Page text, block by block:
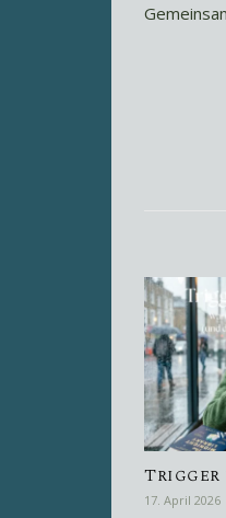
Trigger
17. April 2026